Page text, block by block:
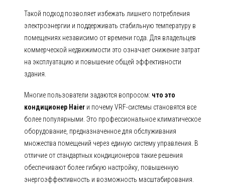
Такой подход позволяет избежать лишнего потребления
электроэнергии и поддерживать стабильную температуру в
помещениях независимо от времени года. Для владельцев
коммерческой недвижимости это означает снижение затрат
на эксплуатацию и повышение общей эффективности
здания.
Многие пользователи задаются вопросом: что это
кондиционер Haier и почему VRF-системы становятся все
более популярными. Это профессиональное климатическое
оборудование, предназначенное для обслуживания
множества помещений через единую систему управления. В
отличие от стандартных кондиционеров такие решения
обеспечивают более гибкую настройку, повышенную
энергоэффективность и возможность масштабирования.